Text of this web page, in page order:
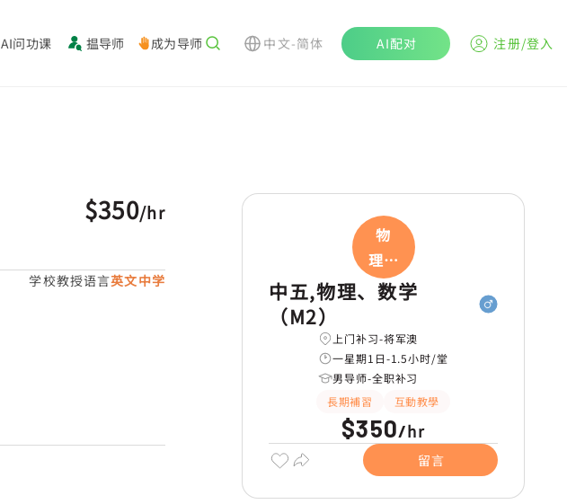
AI问功课 揾导师 成为导师 中文-简体 AI配对 注册/登入
$350/hr
学校教授语言英文中学
物
理、
数学
中五,物理、数学
（M2）
上门补习-将军澳
一星期1日-1.5小时/堂
男导师-全职补习
長期補習
互動教學
$350/hr
留言